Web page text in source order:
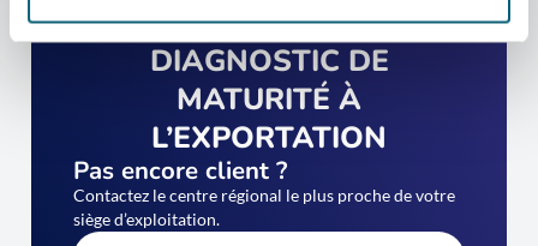
PASSEZ VOTRE
DIAGNOSTIC DE
MATURITÉ À
L’EXPORTATION
Pas encore client ?
Contactez le centre régional le plus proche de votre
siège d’exploitation.